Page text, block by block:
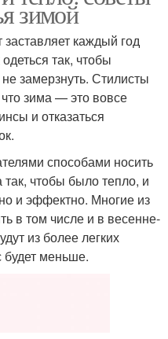
зимой
каждый год
так, чтобы
замерзнуть. Стилисты
зима — это вовсе
и отказаться
способами носить
чтобы было тепло, и
и эффектно. Многие из
в том числе и в весенне-
из более легких
меньше.